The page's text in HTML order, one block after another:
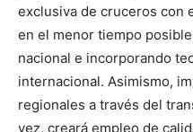
exclusiva de cruceros con
en el menor tiempo
nacional e incorporando
internacional. Asimismo,
regionales a través del
vez, creará empleo de